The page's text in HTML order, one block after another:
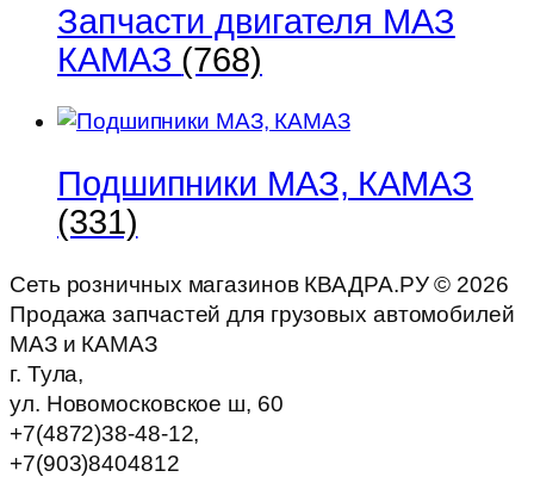
Запчасти двигателя МАЗ
КАМАЗ (768)
Подшипники МАЗ, КАМАЗ
(331)
Сеть розничных магазинов КВАДРА.РУ © 2026
Продажа запчастей для грузовых автомобилей
МАЗ и КАМАЗ
г. Тула,
ул. Новомосковское ш, 60
+7(4872)38-48-12,
+7(903)8404812